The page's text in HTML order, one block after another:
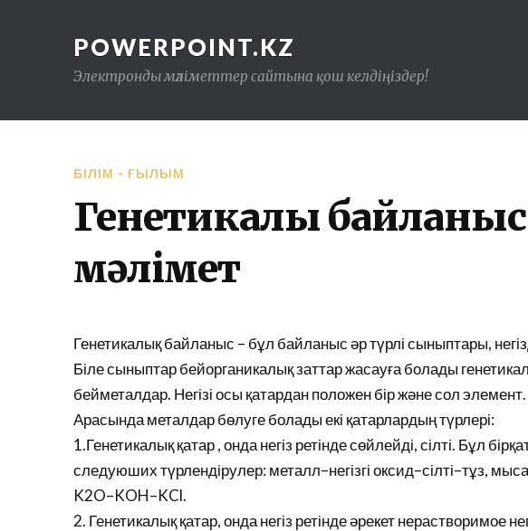
POWERPOINT.KZ
Электронды мәліметтер сайтына қош келдіңіздер!
БІЛІМ - ҒЫЛЫМ
Генетикалық
мәлімет
Генетикалық байланыс – бұл байланыс әр түрлі сыныптары,
Біле сыныптар бейорганикалық заттар жасауға болады
бейметалдар. Негізі осы қатардан положен бір және сол элемент.
Арасында металдар бөлуге болады екі қатарлардың түрлері:
1.Генетикалық қатар , онда негіз ретінде сөйлейді, сілті. Бұл
следуюших түрлендірулер: металл–негізгі оксид–сілті–тұз,
K2O–KOH–KCl.
2. Генетикалық қатар, онда негіз ретінде әрекет нерастворимое